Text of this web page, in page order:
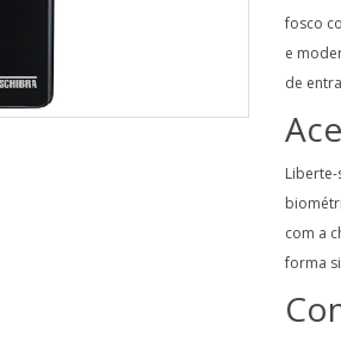
fosco
e
de
com a
forma